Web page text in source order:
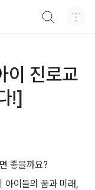
이 진로교
!]
좋을까요?
아이들의 꿈과 미래,